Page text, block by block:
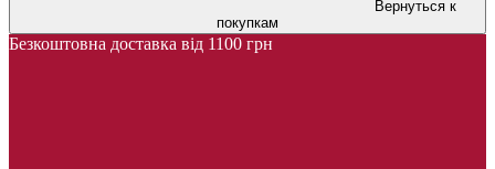
Вернуться к
покупкам
Безкоштовна доставка від 1100 грн